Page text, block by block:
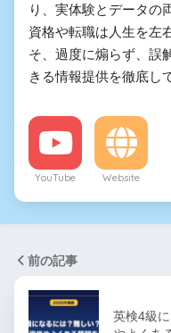
り、実体験とデータの
資格や転職は人生を左
そ、過度に煽らず、誤
きる情報提供を徹底し
YouTube Website
前の記事
英検4級